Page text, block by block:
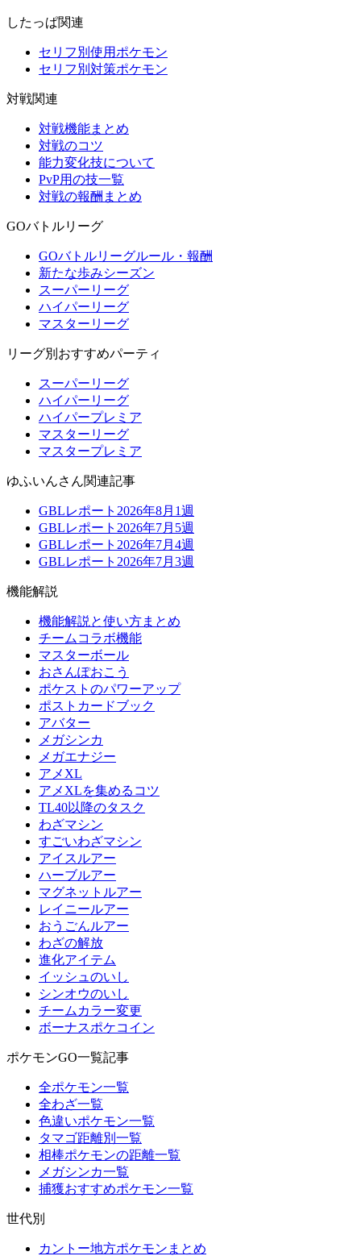
したっぱ関連
セリフ別使用ポケモン
セリフ別対策ポケモン
対戦関連
対戦機能まとめ
対戦のコツ
能力変化技について
PvP用の技一覧
対戦の報酬まとめ
GOバトルリーグ
GOバトルリーグルール・報酬
新たな歩みシーズン
スーパーリーグ
ハイパーリーグ
マスターリーグ
リーグ別おすすめパーティ
スーパーリーグ
ハイパーリーグ
ハイパープレミア
マスターリーグ
マスタープレミア
ゆふいんさん関連記事
GBLレポート2026年8月1週
GBLレポート2026年7月5週
GBLレポート2026年7月4週
GBLレポート2026年7月3週
機能解説
機能解説と使い方まとめ
チームコラボ機能
マスターボール
おさんぽおこう
ポケストのパワーアップ
ポストカードブック
アバター
メガシンカ
メガエナジー
アメXL
アメXLを集めるコツ
TL40以降のタスク
わざマシン
すごいわざマシン
アイスルアー
ハーブルアー
マグネットルアー
レイニールアー
おうごんルアー
わざの解放
進化アイテム
イッシュのいし
シンオウのいし
チームカラー変更
ボーナスポケコイン
ポケモンGO一覧記事
全ポケモン一覧
全わざ一覧
色違いポケモン一覧
タマゴ距離別一覧
相棒ポケモンの距離一覧
メガシンカ一覧
捕獲おすすめポケモン一覧
世代別
カントー地方ポケモンまとめ